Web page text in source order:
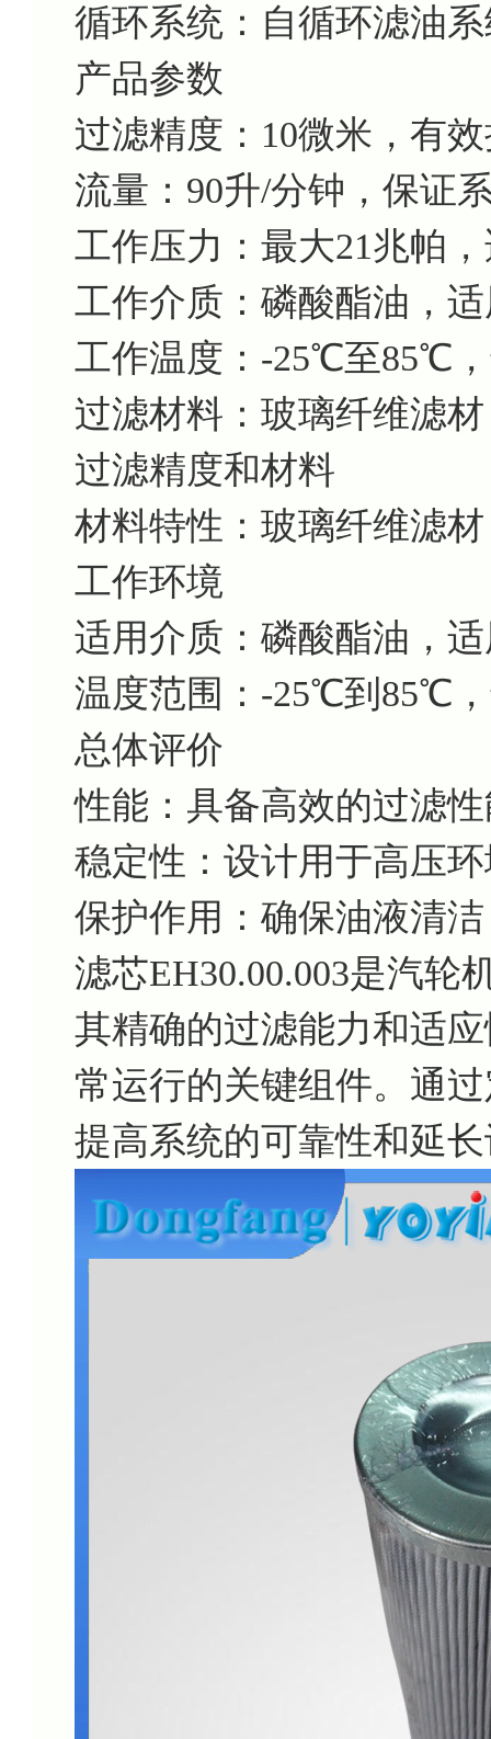
循环系统：自循环滤油
产品参数
过滤精度：10微米，有
流量：90升/分钟，保证
工作压力：最大21兆帕
工作介质：磷酸酯油，
工作温度：-25℃至85℃
过滤材料：玻璃纤维滤
过滤精度和材料
材料特性：玻璃纤维滤
工作环境
适用介质：磷酸酯油，
温度范围：-25℃到85℃
总体评价
性能：具备高效的过滤
稳定性：设计用于高压
保护作用：确保油液清
滤芯EH30.00.003是汽轮
其精确的过滤能力和适
常运行的关键组件。通
提高系统的可靠性和延